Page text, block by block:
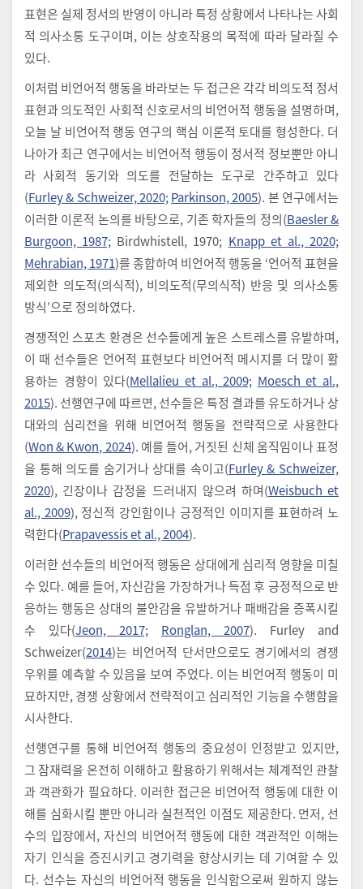
표현은 실제 정서의 반영이 아니라 특정 상황에서 나타나는 사회
적 의사소통 도구이며, 이는 상호작용의 목적에 따라 달라질 수
있다.
이처럼 비언어적 행동을 바라보는 두 접근은 각각 비의도적 정서
표현과 의도적인 사회적 신호로서의 비언어적 행동을 설명하며,
오늘 날 비언어적 행동 연구의 핵심 이론적 토대를 형성한다. 더
나아가 최근 연구에서는 비언어적 행동이 정서적 정보뿐만 아니
라 사회적 동기와 의도를 전달하는 도구로 간주하고 있다
(Furley & Schweizer, 2020;Parkinson, 2005). 본 연구에서는
이러한 이론적 논의를 바탕으로, 기존 학자들의 정의(Baesler &
Burgoon, 1987; Birdwhistell, 1970; Knapp et al., 2020;
Mehrabian, 1971)를 종합하여 비언어적 행동을 ‘언어적 표현을
제외한 의도적(의식적), 비의도적(무의식적) 반응 및 의사소통
방식’으로 정의하였다.
경쟁적인 스포츠 환경은 선수들에게 높은 스트레스를 유발하며,
이 때 선수들은 언어적 표현보다 비언어적 메시지를 더 많이 활
용하는 경향이 있다(Mellalieu et al., 2009; Moesch et al.,
2015). 선행연구에 따르면, 선수들은 특정 결과를 유도하거나 상
대와의 심리전을 위해 비언어적 행동을 전략적으로 사용한다
(Won & Kwon, 2024). 예를 들어, 거짓된 신체 움직임이나 표정
을 통해 의도를 숨기거나 상대를 속이고(Furley & Schweizer,
2020), 긴장이나 감정을 드러내지 않으려 하며(Weisbuch et
al., 2009), 정신적 강인함이나 긍정적인 이미지를 표현하려 노
력한다(Prapavessis et al., 2004).
이러한 선수들의 비언어적 행동은 상대에게 심리적 영향을 미칠
수 있다. 예를 들어, 자신감을 가장하거나 득점 후 긍정적으로 반
응하는 행동은 상대의 불안감을 유발하거나 패배감을 증폭시킬
수 있다(Jeon, 2017; Ronglan, 2007). Furley and
Schweizer(2014)는 비언어적 단서만으로도 경기에서의 경쟁
우위를 예측할 수 있음을 보여 주었다. 이는 비언어적 행동이 미
묘하지만, 경쟁 상황에서 전략적이고 심리적인 기능을 수행함을
시사한다.
선행연구를 통해 비언어적 행동의 중요성이 인정받고 있지만,
그 잠재력을 온전히 이해하고 활용하기 위해서는 체계적인 관찰
과 객관화가 필요하다. 이러한 접근은 비언어적 행동에 대한 이
해를 심화시킬 뿐만 아니라 실천적인 이점도 제공한다. 먼저, 선
수의 입장에서, 자신의 비언어적 행동에 대한 객관적인 이해는
자기 인식을 증진시키고 경기력을 향상시키는 데 기여할 수 있
다. 선수는 자신의 비언어적 행동을 인식함으로써 원하지 않는